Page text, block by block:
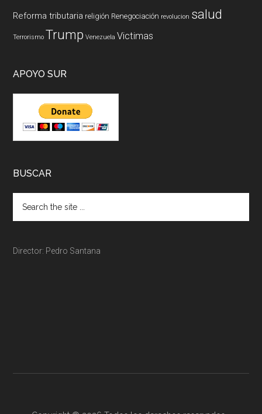
Reforma tributaria religión Renegociación revolucion salud
Terrorismo Trump Venezuela Victimas
APOYO SUR
BUSCAR
Director: Pedro Santana